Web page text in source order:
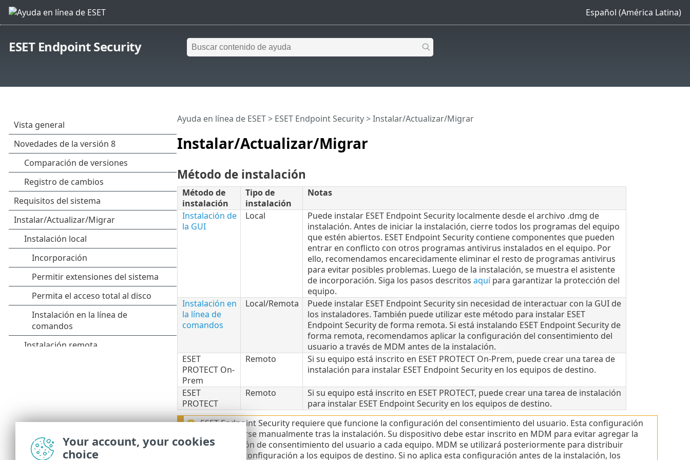
Español (América Latina)
ESET Endpoint Security
Instalar/Actualizar/Migrar
Ayuda en línea de ESET> ESET Endpoint Security>Instalar/Actualizar/Migrar
Método de instalación
Método de
instalación
Tipo de
instalación
Notas
Instalación de
la GUI
Local
Puede instalar ESET Endpoint Security localmente desde el archivo .dmg de
instalación. Antes de iniciar la instalación, cierre todos los programas del equipo
que estén abiertos. ESET Endpoint Security contiene componentes que pueden
entrar en conflicto con otros programas antivirus instalados en el equipo. Por
ello, recomendamos encarecidamente eliminar el resto de programas antivirus
para evitar posibles problemas. Luego de la instalación, se muestra el asistente
de incorporación. Siga los pasos descritos aquípara garantizar la protección del
equipo.
Instalación en
la línea de
comandos
Local/Remota
Puede instalar ESET Endpoint Security sin necesidad de interactuar con la GUI de
los instaladores. También puede utilizar este método para instalar ESET
Endpoint Security de forma remota. Si está instalando ESET Endpoint Security de
forma remota, recomendamos aplicar la configuración del consentimiento del
usuario a través de MDM antes de la instalación.
ESET
PROTECT On-
Prem
Remoto
Si su equipo está inscrito en ESET PROTECT On-Prem, puede crear una tarea de
instalación para instalar ESET Endpoint Security en los equipos de destino.
ESET
PROTECT
Remoto
Si su equipo está inscrito en ESET PROTECT, puede crear una tarea de instalación
para instalar ESET Endpoint Security en los equipos de destino.
ESET Endpoint Security requiere que funcione la configuración del consentimiento del usuario. Esta configuración
debe aplicarse manualmente tras la instalación. Su dispositivo debe estar inscrito en MDM para evitar agregar la
configuración de consentimiento del usuario a cada equipo. MDM se utilizará posteriormente para distribuir
perfiles de configuración a los equipos de destino. Si no aplica esta configuración antes de la instalación, los
Your account, your cookies
choice